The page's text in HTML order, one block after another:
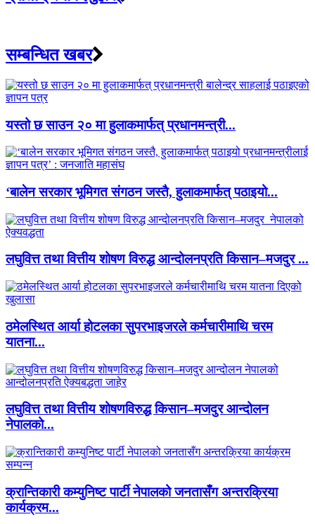
सम्बन्धित खबर
यस्तो छ साउन २० मा हुलाकमार्फत् प्रधानमन्त्री...
‘बालेन सरकार भूमिगत संगठन जस्तै, हुलाकमार्फत् पठाइयो...
लघुवित्त तथा वित्तीय शोषण विरुद्ध आन्दोलनप्रति किसान–मजदुर ...
ठमेलस्थित आर्या होटलका सुपरभाइजरले कर्मचारीमाथि चरम
यातना...
लघुवित्त तथा वित्तीय शोषणविरुद्ध किसान–मजदुर आन्दोलन
नेपालको...
क्रान्तिकारी कम्युनिष्ट पार्टी नेपालको जनतासँग अन्तरक्रिया
कार्यक्रम...